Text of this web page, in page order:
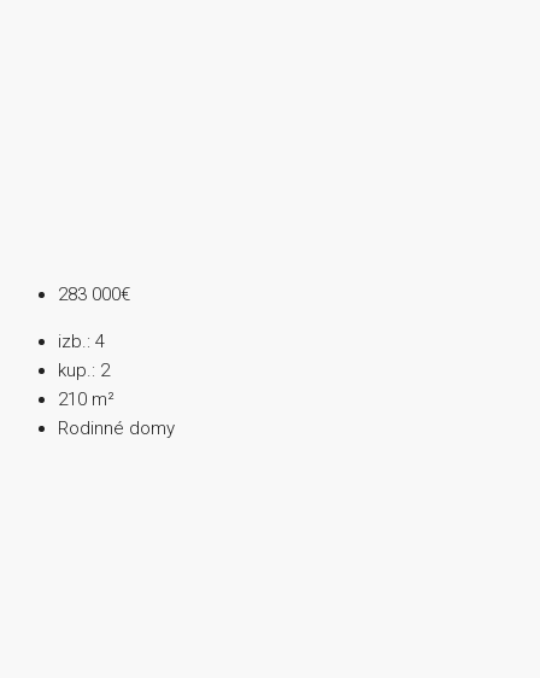
283 000€
izb.: 4
kup.: 2
210 m²
Rodinné domy